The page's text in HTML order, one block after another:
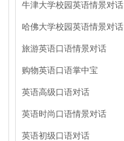
牛津大学校园英语情景对话
哈佛大学校园英语情景对话
旅游英语口语情景对话
购物英语口语掌中宝
英语高级口语对话
英语时尚口语情景对话
英语初级口语对话